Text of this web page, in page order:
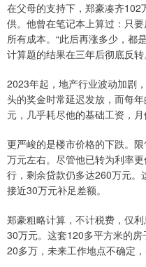
在父母的支持下，郑豪凑齐102
供。他曾在笔记本上算过：只
所有成本。“此后再涨多少，都
计算题的结果在三年后彻底反转
2023年起，地产行业波动加剧
头的奖金时常延迟发放，而每
元，几乎耗尽他的基础工资，月
更严峻的是楼市价格的下跌。
万元左右。尽管他已转为利率
行，剩余贷款仍多达260万元。
接近30万元补足差额。
郑豪粗略计算，不计税费，仅
30万元。这套120多平方米的
20多万，未来工作地点不确定，